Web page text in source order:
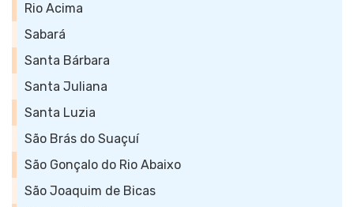
Rio Acima
Sabará
Santa Bárbara
Santa Juliana
Santa Luzia
São Brás do Suaçuí
São Gonçalo do Rio Abaixo
São Joaquim de Bicas